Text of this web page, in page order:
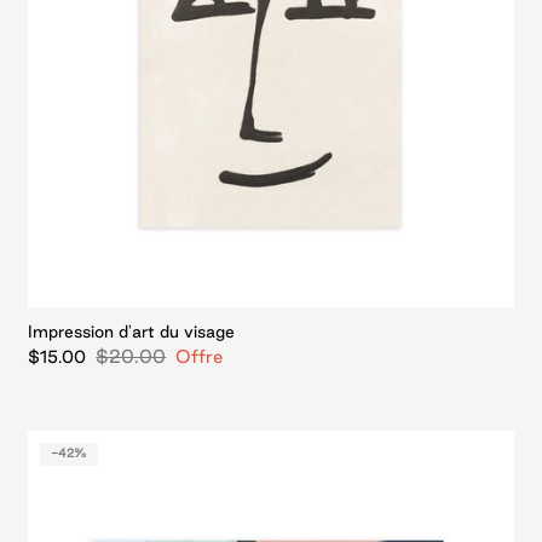
Impression d'art du visage
$15.00 $20.00 Offre
-42%